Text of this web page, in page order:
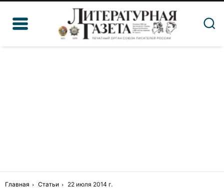
Главная Статьи 22 июля 2014 г.